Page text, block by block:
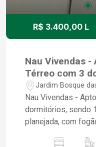
R$ 3.400,00 L
Nau Vivendas -
Térreo com 3
suíte, 2 vagas
Jardim Bosque
Preto/SP
Nau Vivendas -
dormitórios, sendo
planejada, com